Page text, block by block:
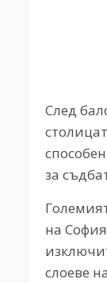
След
за
на
слоеве